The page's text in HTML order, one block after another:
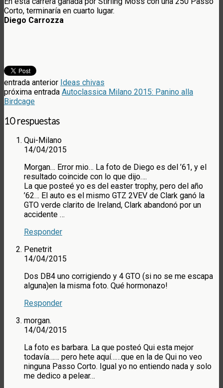
Corto, terminaría en cuarto lugar.
Diego Carrozza
entrada anterior Ideas chivas
próxima entrada Autoclassica Milano 2015: Panino alla
Birdcage
10 respuestas
Qui-Milano
14/04/2015
Morgan… Error mio… La foto de Diego es del ’61, y el
resultado coincide con lo que dijo….
La que posteé yo es del easter trophy, pero del año
’62… El auto es el mismo GTZ 2VEV de Clark ganó la
GTO verde clarito de Ireland, Clark abandonó por un
accidente …
Responder
Penetrit
14/04/2015
Dos DB4 uno corrigiendo y 4 GTO (si no se me escapa
alguna)en la misma foto. Qué hormonazo!
Responder
morgan.
14/04/2015
La foto es barbara. La que posteó Qui esta mejor
todavía…… pero hete aquí……que en la de Qui no veo
ninguna Passo Corto. Igual yo no entiendo nada y solo
me dedico a pelear…